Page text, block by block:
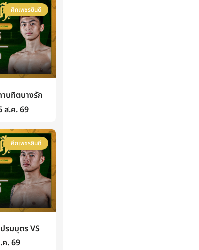
ศึกเพชรยินดี
บทิตบางรัก
ส.ค. 69
ศึกเพชรยินดี
รมบุตร VS
. 69